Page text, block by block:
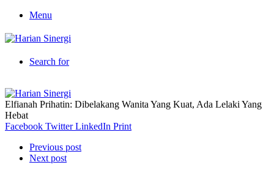
Menu
Search for
Elfianah Prihatin: Dibelakang Wanita Yang Kuat, Ada Lelaki Yang
Hebat
Facebook Twitter LinkedIn Print
Previous post
Next post